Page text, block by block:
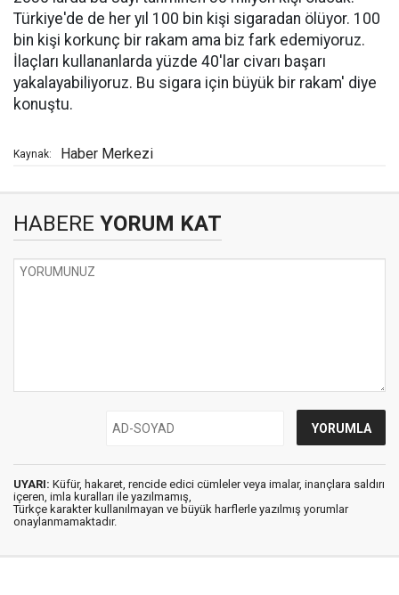
Türkiye'de de her yıl 100 bin kişi sigaradan ölüyor. 100
bin kişi korkunç bir rakam ama biz fark edemiyoruz.
İlaçları kullananlarda yüzde 40'lar civarı başarı
yakalayabiliyoruz. Bu sigara için büyük bir rakam' diye
konuştu.
Kaynak: Haber Merkezi
HABERE YORUM KAT
UYARI: Küfür, hakaret, rencide edici cümleler veya imalar, inançlara saldırı
içeren, imla kuralları ile yazılmamış,
Türkçe karakter kullanılmayan ve büyük harflerle yazılmış yorumlar
onaylanmamaktadır.